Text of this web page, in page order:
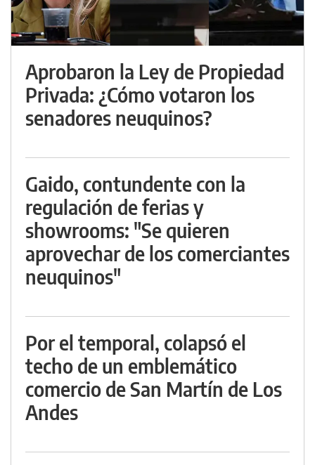
Aprobaron la Ley de Propiedad
Privada: ¿Cómo votaron los
senadores neuquinos?
Gaido, contundente con la
regulación de ferias y
showrooms: "Se quieren
aprovechar de los comerciantes
neuquinos"
Por el temporal, colapsó el
techo de un emblemático
comercio de San Martín de Los
Andes